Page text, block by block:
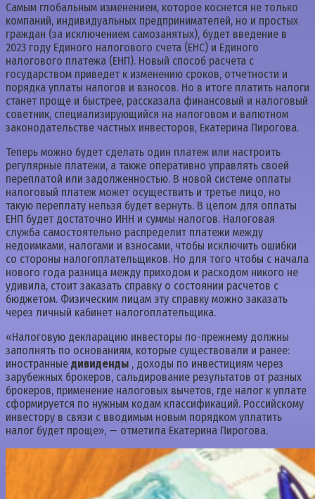
Самым глобальным изменением, которое коснется не только
компаний, индивидуальных предпринимателей, но и простых
граждан (за исключением самозанятых), будет введение в
2023 году Единого налогового счета (ЕНС) и Единого
налогового платежа (ЕНП). Новый способ расчета с
государством приведет к изменению сроков, отчетности и
порядка уплаты налогов и взносов. Но в итоге платить налоги
станет проще и быстрее, рассказала финансовый и налоговый
советник, специализирующийся на налоговом и валютном
законодательстве частных инвесторов, Екатерина Пирогова.
Теперь можно будет сделать один платеж или настроить
регулярные платежи, а также оперативно управлять своей
переплатой или задолженностью. В новой системе оплаты
налоговый платеж может осуществить и третье лицо, но
такую переплату нельзя будет вернуть. В целом для оплаты
ЕНП будет достаточно ИНН и суммы налогов. Налоговая
служба самостоятельно распределит платежи между
недоимками, налогами и взносами, чтобы исключить ошибки
со стороны налогоплательщиков. Но для того чтобы с начала
нового года разница между приходом и расходом никого не
удивила, стоит заказать справку о состоянии расчетов с
бюджетом. Физическим лицам эту справку можно заказать
через личный кабинет налогоплательщика.
«Налоговую декларацию инвесторы по-прежнему должны
заполнять по основаниям, которые существовали и ранее:
иностранные дивиденды , доходы по инвестициям через
зарубежных брокеров, сальдирование результатов от разных
брокеров, применение налоговых вычетов, где налог к уплате
сформируется по нужным кодам классификаций. Российскому
инвестору в связи с вводимым новым порядком уплатить
налог будет проще», — отметила Екатерина Пирогова.